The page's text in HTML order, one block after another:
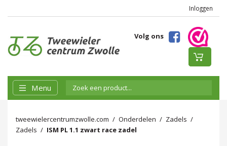
Inloggen
Volg ons
Menu
tweewielercentrumzwolle.com Onderdelen
Zadels
Zadels
ISM PL 1.1 zwart race zadel